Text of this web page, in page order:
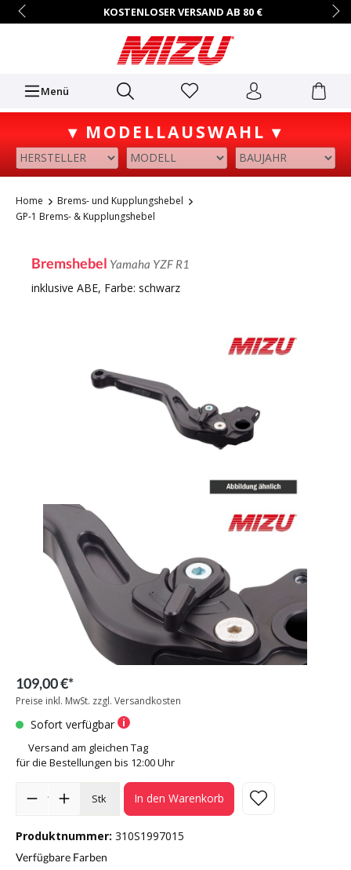
KOSTENLOSER VERSAND AB 80 €
14 TAGE RÜCKGABERECHT
HÄNDLER-ZUGANG AUF ANFRAGE
+49 (0)7731/9067-0
Mo.–Fr. • 9:00 – 16:00 Uhr
Menü
▾ MODELLAUSWAHL ▾
Home
Brems- und Kupplungshebel
GP-1 Brems- & Kupplungshebel
Bremshebel Yamaha YZF R1
inklusive ABE, Farbe: schwarz
109,00 €*
Preise inkl. MwSt. zzgl. Versandkosten
Sofort verfügbar
Versand am gleichen Tag
für die Bestellungen bis 12:00 Uhr
Stk In den Warenkorb
Produktnummer: 310S1997015
Verfügbare Farben